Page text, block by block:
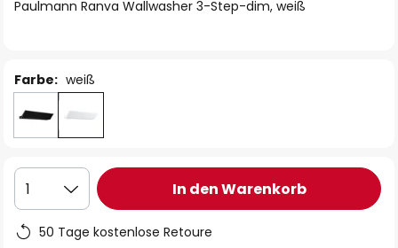
Paulmann Ranva Wallwasher 3-Step-dim, weiß
Farbe: weiß
1 In den Warenkorb
50 Tage kostenlose Retoure